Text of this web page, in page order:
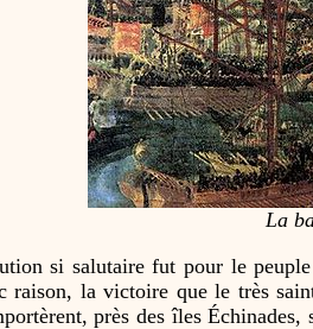
La
si salutaire fut pour le
raison, la victoire que le très
près des îles